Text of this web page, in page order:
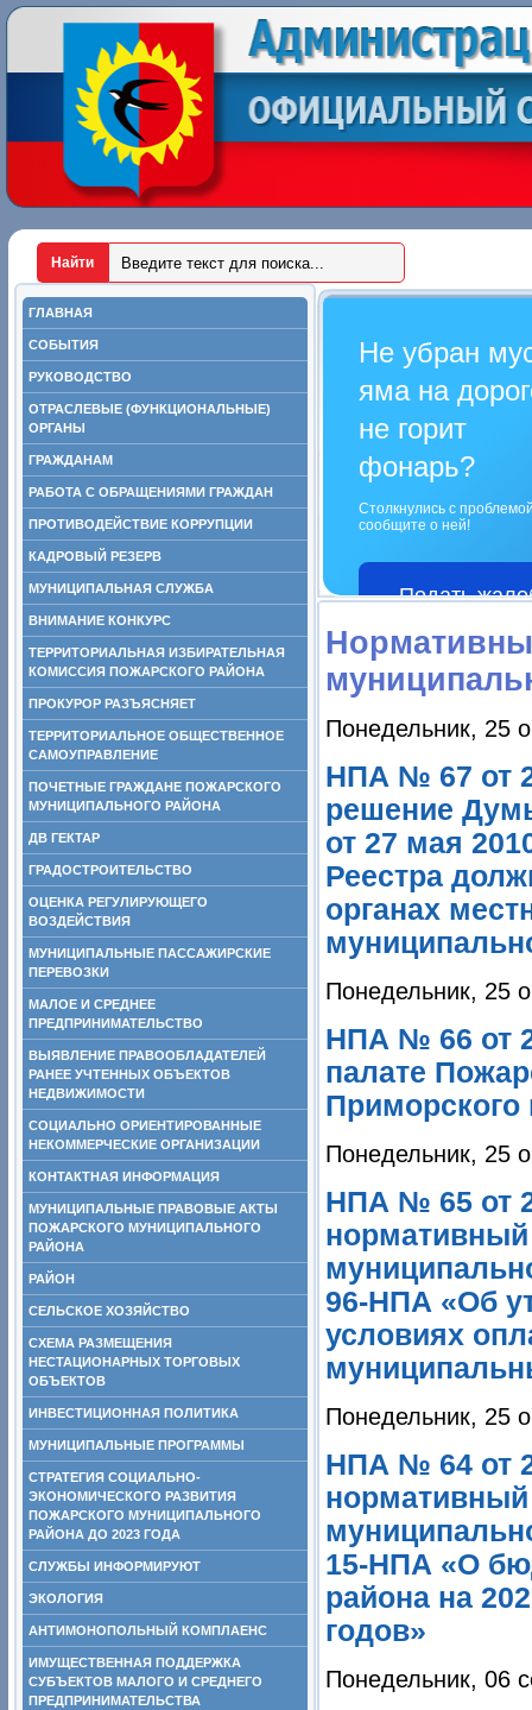
ГЛАВНАЯ
СОБЫТИЯ
РУКОВОДСТВО
ОТРАСЛЕВЫЕ (ФУНКЦИОНАЛЬНЫЕ)
ОРГАНЫ
ГРАЖДАНАМ
РАБОТА С ОБРАЩЕНИЯМИ ГРАЖДАН
ПРОТИВОДЕЙСТВИЕ КОРРУПЦИИ
КАДРОВЫЙ РЕЗЕРВ
МУНИЦИПАЛЬНАЯ СЛУЖБА
ВНИМАНИЕ КОНКУРС
ТЕРРИТОРИАЛЬНАЯ ИЗБИРАТЕЛЬНАЯ
КОМИССИЯ ПОЖАРСКОГО РАЙОНА
ПРОКУРОР РАЗЪЯСНЯЕТ
ТЕРРИТОРИАЛЬНОЕ ОБЩЕСТВЕННОЕ
САМОУПРАВЛЕНИЕ
ПОЧЕТНЫЕ ГРАЖДАНЕ ПОЖАРСКОГО
МУНИЦИПАЛЬНОГО РАЙОНА
ДВ ГЕКТАР
ГРАДОСТРОИТЕЛЬСТВО
ОЦЕНКА РЕГУЛИРУЮЩЕГО
ВОЗДЕЙСТВИЯ
МУНИЦИПАЛЬНЫЕ ПАССАЖИРСКИЕ
ПЕРЕВОЗКИ
МАЛОЕ И СРЕДНЕЕ
ПРЕДПРИНИМАТЕЛЬСТВО
ВЫЯВЛЕНИЕ ПРАВООБЛАДАТЕЛЕЙ
РАНЕЕ УЧТЕННЫХ ОБЪЕКТОВ
НЕДВИЖИМОСТИ
СОЦИАЛЬНО ОРИЕНТИРОВАННЫЕ
НЕКОММЕРЧЕСКИЕ ОРГАНИЗАЦИИ
КОНТАКТНАЯ ИНФОРМАЦИЯ
МУНИЦИПАЛЬНЫЕ ПРАВОВЫЕ АКТЫ
ПОЖАРСКОГО МУНИЦИПАЛЬНОГО
РАЙОНА
РАЙОН
СЕЛЬСКОЕ ХОЗЯЙСТВО
СХЕМА РАЗМЕЩЕНИЯ
НЕСТАЦИОНАРНЫХ ТОРГОВЫХ
ОБЪЕКТОВ
ИНВЕСТИЦИОННАЯ ПОЛИТИКА
МУНИЦИПАЛЬНЫЕ ПРОГРАММЫ
СТРАТЕГИЯ СОЦИАЛЬНО-
ЭКОНОМИЧЕСКОГО РАЗВИТИЯ
ПОЖАРСКОГО МУНИЦИПАЛЬНОГО
РАЙОНА ДО 2023 ГОДА
СЛУЖБЫ ИНФОРМИРУЮТ
ЭКОЛОГИЯ
АНТИМОНОПОЛЬНЫЙ КОМПЛАЕНС
ИМУЩЕСТВЕННАЯ ПОДДЕРЖКА
СУБЪЕКТОВ МАЛОГО И СРЕДНЕГО
ПРЕДПРИНИМАТЕЛЬСТВА
Не убран
яма на
не горит
фонарь?
Столкнулись с
сообщите о ней!
Подать
Понедельник, 25
НПА № 67 от
решение
от 27 мая
Реестра
органах
Понедельник, 25
НПА № 66 от
палате
Приморского
Понедельник, 25
НПА № 65 от
96-НПА «Об
условиях
Понедельник, 25
НПА № 64 от
15-НПА «О
района на
годов»
Понедельник, 06